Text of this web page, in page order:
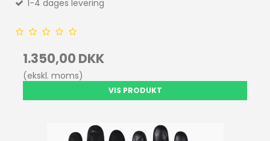
1-4 dages levering
1.350,00 DKK
(ekskl. moms)
VIS PRODUKT